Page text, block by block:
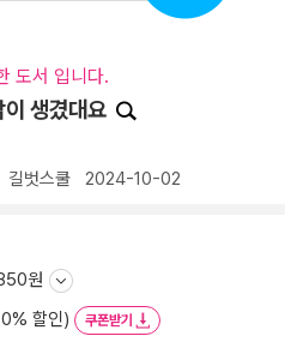
도서 입니다.
생겼대요
길벗스쿨 2024-10-02
원
할인) 쿠폰받기